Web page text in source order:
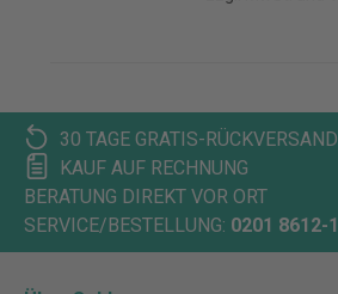
30 TAGE GRATIS-RÜCKVERSAND
KAUF AUF RECHNUNG
BERATUNG DIREKT VOR ORT
SERVICE/BESTELLUNG: 0201 8612-